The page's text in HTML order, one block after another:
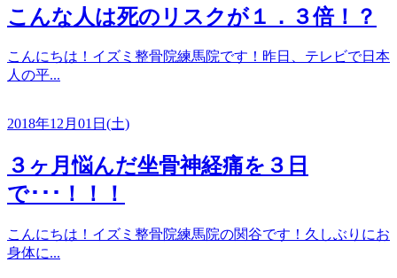
こんな人は死のリスクが１．３倍！？
こんにちは！イズミ整骨院練馬院です！昨日、テレビで日本
人の平...
2018年12月01日(土)
３ヶ月悩んだ坐骨神経痛を３日
で･･･！！！
こんにちは！イズミ整骨院練馬院の関谷です！久しぶりにお
身体に...